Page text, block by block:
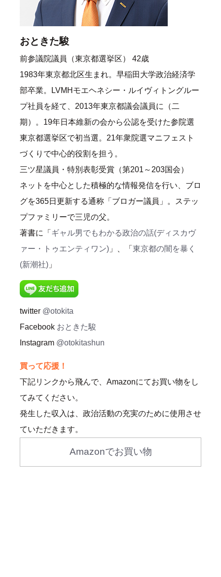
おときた駿
前参議院議員（東京都選挙区） 42歳
1983年東京都北区生まれ。早稲田大学政治経済学
部卒業。LVMHモエヘネシー・ルイヴィトングルー
プ社員を経て、2013年東京都議会議員に（二
期）。19年日本維新の会から公認を受けた参院選
東京都選挙区で初当選。21年衆院選マニフェスト
づくりで中心的役割を担う。
三ツ星議員・特別表彰受賞（第201～203国会）
ネットを中心とした積極的な情報発信を行い、ブロ
グを365日更新する通称「ブロガー議員」。ステッ
プファミリーで三児の父。
著書に「 ギャル男でもわかる政治の話(ディスカヴ
ァー・トゥエンティワン) 」、「 東京都の闇を暴く
(新潮社) 」
twitter @otokita
Facebook おときた駿
Instagram @otokitashun
買って応援！
下記リンクから飛んで、Amazonにてお買い物をし
てみてください。
発生した収入は、政治活動の充実のために使用させ
ていただきます。
Amazonでお買い物